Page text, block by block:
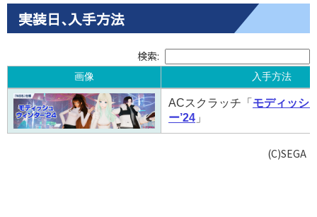
実装日､入手方法
検索:
画像 入手方法
画像 入手方法
ACスクラッチ「 モディッシ
ー’24 」
(C)SEGA